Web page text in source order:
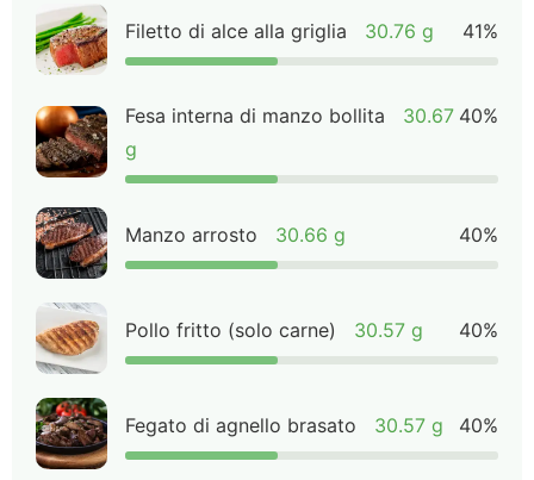
Filetto di alce alla griglia 30.76 g 41%
Fesa interna di manzo bollita
30.67
g
40%
Manzo arrosto 30.66 g 40%
Pollo fritto (solo carne) 30.57 g 40%
Fegato di agnello brasato 30.57 g 40%